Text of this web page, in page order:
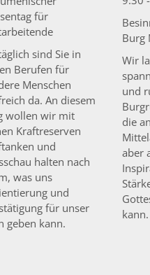
für
sind Sie in
Berufen für
Menschen
da. An diesem
wollen wir mit
Kraftreserven
und
halten nach
was uns
und
für unser
geben kann.
Burg
Wir
und
die
aber
kann.